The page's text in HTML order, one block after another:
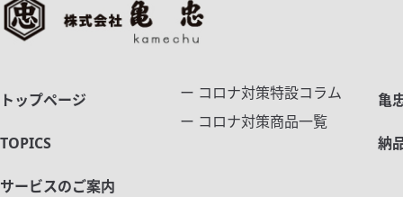
トップページ
TOPICS
サービスのご案内
ー コロナ対策特設コラム
ー コロナ対策商品一覧
亀
納